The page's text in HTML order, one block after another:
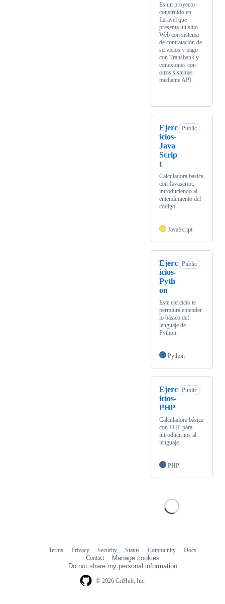
Es un proyecto
construido en
Laravel que
presenta un sitio
Web con sistema
de contratación de
servicios y pago
con Transbank y
conexiones con
otros sistemas
mediante API.
Ejerc
icios-
Java
Scrip
t
Public
Calculadora básica
con Javascript,
introduciendo al
entendimiento del
código.
JavaScript
Ejerc
icios-
Pyth
on
Public
Este ejercicio te
permitirá entender
lo básico del
lenguaje de
Python.
Python
Ejerc
icios-
PHP
Public
Calculadora básica
con PHP para
introducirnos al
lenguaje.
PHP
© 2026 GitHub, Inc.
Terms Privacy Security Status Community
Docs
Contact
Manage cookies
Do not share my personal information